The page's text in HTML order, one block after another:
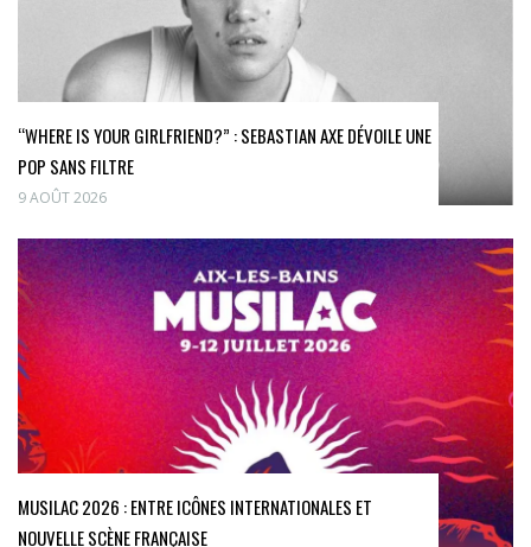
“WHERE IS YOUR GIRLFRIEND?” : SEBASTIAN AXE DÉVOILE UNE
POP SANS FILTRE
9 AOÛT 2026
MUSILAC 2026 : ENTRE ICÔNES INTERNATIONALES ET
NOUVELLE SCÈNE FRANÇAISE